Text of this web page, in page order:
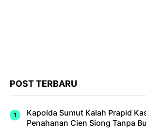
POST TERBARU
Kapolda Sumut Kalah Prapid
Penahanan Cien Siong Tanpa